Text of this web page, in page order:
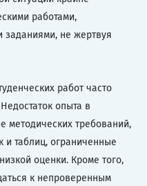
работами,
заданиями, не жертвуя
работ часто
опыта в
методических требований,
таблиц, ограниченные
оценки. Кроме того,
к непроверенным